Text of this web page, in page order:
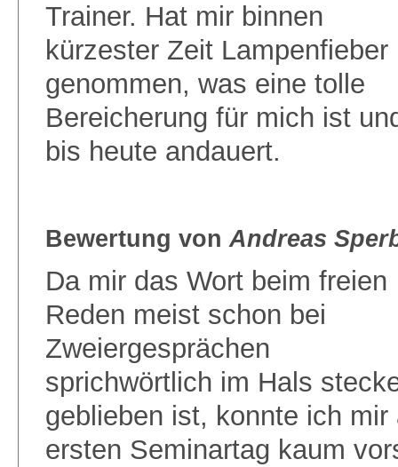
Trainer. Hat mir binnen
kürzester Zeit Lampenfieber
genommen, was eine tolle
Bereicherung für mich ist
bis heute andauert.
Bewertung vonAndreas
Da mir das Wort beim freien
Reden meist schon bei
Zweiergesprächen
sprichwörtlich im Hals
geblieben ist, konnte ich mir
ersten Seminartag kaum